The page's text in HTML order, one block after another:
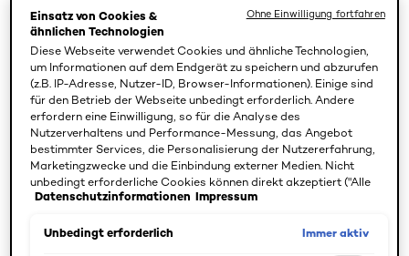
Elvital Elvital
Einsatz von Cookies &
ähnlichen Technologien
Diese Webseite verwendet Cookies und ähnliche Technologien,
um Informationen auf dem Endgerät zu speichern und abzurufen
(z.B. IP-Adresse, Nutzer-ID, Browser-Informationen). Einige sind
für den Betrieb der Webseite unbedingt erforderlich. Andere
erfordern eine Einwilligung, so für die Analyse des
Nutzerverhaltens und Performance-Messung, das Angebot
bestimmter Services, die Personalisierung der Nutzererfahrung,
Marketingzwecke und die Einbindung externer Medien. Nicht
unbedingt erforderliche Cookies können direkt akzeptiert ("Alle
akzeptieren") oder abgelehnt ("Ohne Einwilligung fortfahren")
ebenfalls möglich und speicherbar ("Auswahl speichern"). Die
Datenschutzinformationen Impressum
Unbedingt erforderlich Immer aktiv
Ohne Einwilligung fortfahren